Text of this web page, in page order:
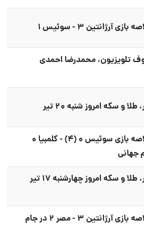
آرژانتین ۳ - سوئیس ۱
تلویزیون، محمدرضا احمدی
و سکه امروز شنبه ۲۰ تیر
ببینید؛ خلاصه بازی سوئیس ۰ (۴) - کلمبیا ۰
قیمت دلار، طلا و سکه امروز چهارشنبه ۱۷ تیر
ببینید؛ خلاصه بازی آرژانتین ۳ - مصر ۲ در جام